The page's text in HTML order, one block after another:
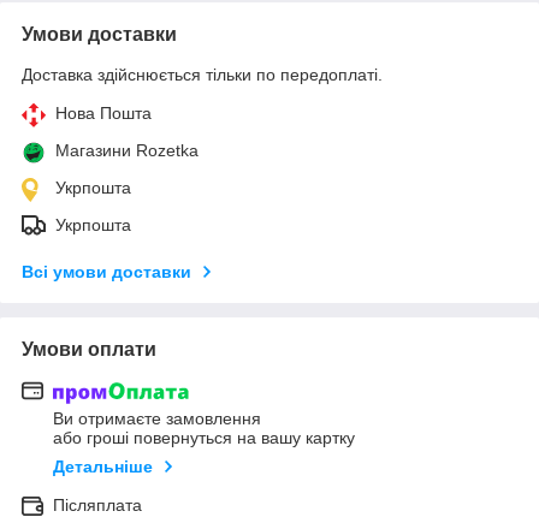
Умови доставки
Доставка здійснюється тільки по передоплаті.
Нова Пошта
Магазини Rozetka
Укрпошта
Укрпошта
Всі умови доставки
Умови оплати
Ви отримаєте замовлення
або гроші повернуться на вашу картку
Детальніше
Післяплата